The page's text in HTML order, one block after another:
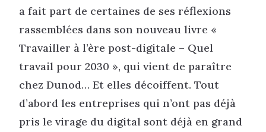
a fait part de certaines de ses réflexions
rassemblées dans son nouveau livre «
Travailler à l’ère post-digitale – Quel
travail pour 2030 », qui vient de paraître
chez Dunod… Et elles décoiffent. Tout
d’abord les entreprises qui n’ont pas déjà
pris le virage du digital sont déjà en grand